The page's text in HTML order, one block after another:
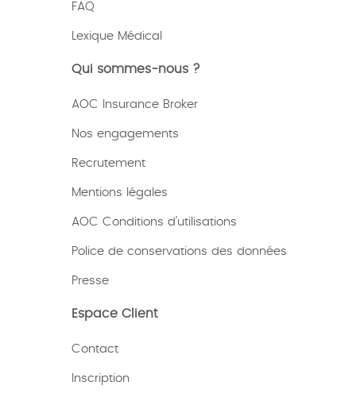
FAQ
Lexique Médical
Qui sommes-nous ?
AOC Insurance Broker
Nos engagements
Recrutement
Mentions légales
AOC Conditions d’utilisations
Police de conservations des données
Presse
Espace Client
Contact
Inscription